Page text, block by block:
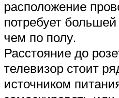
расположение
потребует
чем по полу.
Расстояние до
телевизор стоит
источником